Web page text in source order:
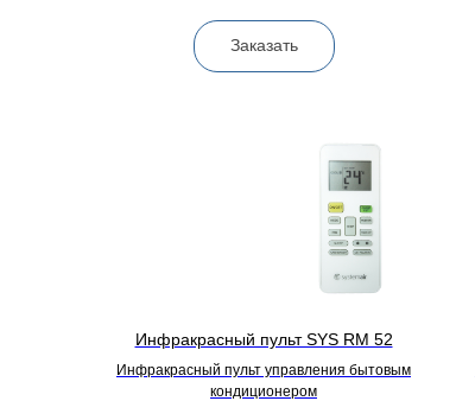
Заказать
Инфракрасный пульт SYS RM 52
Инфракрасный пульт управления бытовым
кондиционером